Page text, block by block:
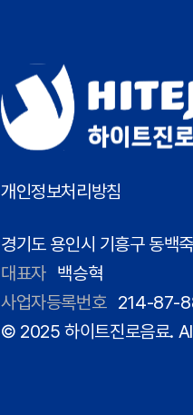
개인정보처리방침
경기도 용인시 기흥구 동백
대표자 백승혁
사업자등록번호 214-87-
© 2025 하이트진로음료.